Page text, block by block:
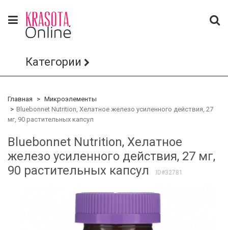
Категории
Главная
Микроэлементы
Bluebonnet Nutrition, Хелатное железо усиленного действия, 27
мг, 90 растительных капсул
Bluebonnet Nutrition, Хелатное
железо усиленного действия, 27 мг,
90 растительных капсул
ID#32781